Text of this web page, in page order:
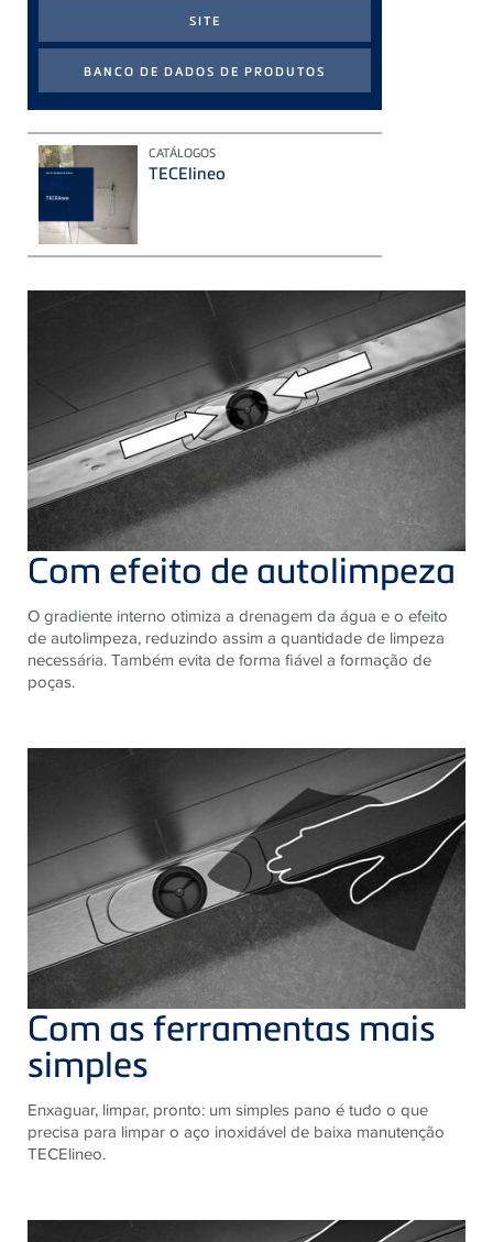
CATÁLOGOS
TECElineo
Com efeito de autolimpeza
O gradiente interno otimiza a drenagem da água e o efeito
de autolimpeza, reduzindo assim a quantidade de limpeza
necessária. ​​Também evita de forma fiável a formação de
poças. ​​
Com as ferramentas mais
simples
Enxaguar, limpar, pronto: um simples pano é tudo o que
precisa para limpar o aço inoxidável de baixa manutenção
TECElineo. ​​ ​​ ​​ ​​